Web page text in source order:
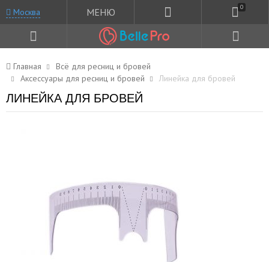
Москва МЕНЮ 0
Главная
Всё для ресниц и бровей
Аксессуары для ресниц и бровей
Линейка для бровей
ЛИНЕЙКА ДЛЯ БРОВЕЙ